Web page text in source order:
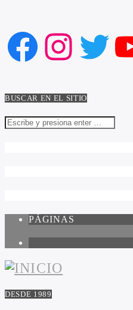
Facebook
BUSCAR EN EL SITIO
PÁGINAS
DESDE 1989